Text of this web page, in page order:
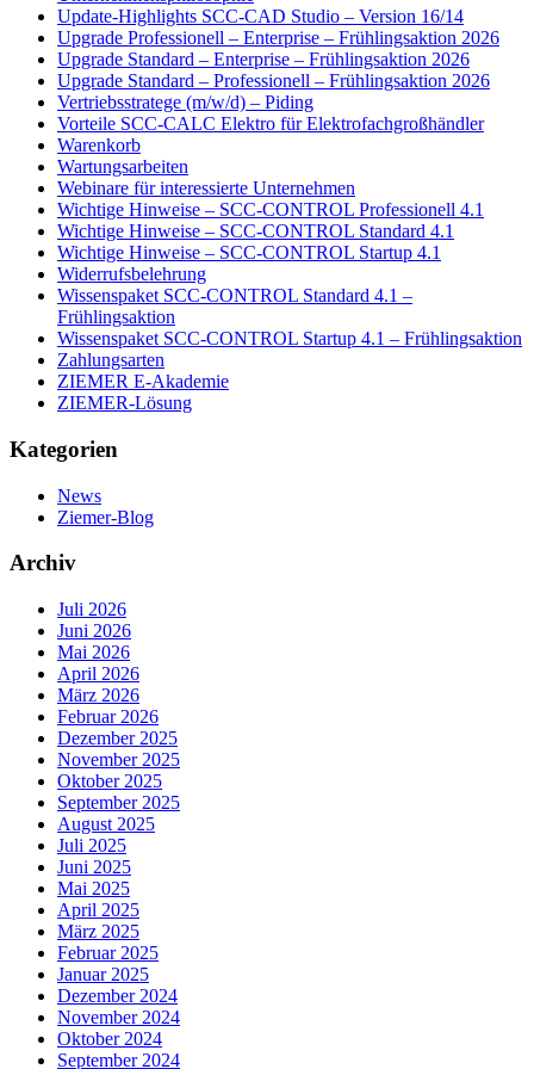
Update-Highlights SCC-CAD Studio – Version 16/14
Upgrade Professionell – Enterprise – Frühlingsaktion 2026
Upgrade Standard – Enterprise – Frühlingsaktion 2026
Upgrade Standard – Professionell – Frühlingsaktion 2026
Vertriebsstratege (m/w/d) – Piding
Vorteile SCC-CALC Elektro für Elektrofachgroßhändler
Warenkorb
Wartungsarbeiten
Webinare für interessierte Unternehmen
Wichtige Hinweise – SCC-CONTROL Professionell 4.1
Wichtige Hinweise – SCC-CONTROL Standard 4.1
Wichtige Hinweise – SCC-CONTROL Startup 4.1
Widerrufsbelehrung
Wissenspaket SCC-CONTROL Standard 4.1 –
Frühlingsaktion
Wissenspaket SCC-CONTROL Startup 4.1 – Frühlingsaktion
Zahlungsarten
ZIEMER E-Akademie
ZIEMER-Lösung
Kategorien
News
Ziemer-Blog
Archiv
Juli 2026
Juni 2026
Mai 2026
April 2026
März 2026
Februar 2026
Dezember 2025
November 2025
Oktober 2025
September 2025
August 2025
Juli 2025
Juni 2025
Mai 2025
April 2025
März 2025
Februar 2025
Januar 2025
Dezember 2024
November 2024
Oktober 2024
September 2024